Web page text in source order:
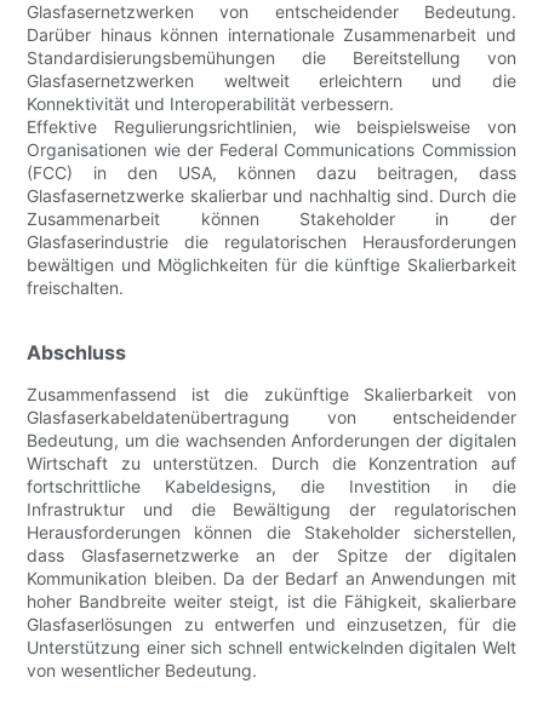
Glasfasernetzwerken von entscheidender Bedeutung.
Darüber hinaus können internationale Zusammenarbeit und
Standardisierungsbemühungen die Bereitstellung von
Glasfasernetzwerken weltweit erleichtern und die
Konnektivität und Interoperabilität verbessern.
Effektive Regulierungsrichtlinien, wie beispielsweise von
Organisationen wie der Federal Communications Commission
(FCC) in den USA, können dazu beitragen, dass
Glasfasernetzwerke skalierbar und nachhaltig sind. Durch die
Zusammenarbeit können Stakeholder in der
Glasfaserindustrie die regulatorischen Herausforderungen
bewältigen und Möglichkeiten für die künftige Skalierbarkeit
freischalten.
Abschluss
Zusammenfassend ist die zukünftige Skalierbarkeit von
Glasfaserkabeldatenübertragung von entscheidender
Bedeutung, um die wachsenden Anforderungen der digitalen
Wirtschaft zu unterstützen. Durch die Konzentration auf
fortschrittliche Kabeldesigns, die Investition in die
Infrastruktur und die Bewältigung der regulatorischen
Herausforderungen können die Stakeholder sicherstellen,
dass Glasfasernetzwerke an der Spitze der digitalen
Kommunikation bleiben. Da der Bedarf an Anwendungen mit
hoher Bandbreite weiter steigt, ist die Fähigkeit, skalierbare
Glasfaserlösungen zu entwerfen und einzusetzen, für die
Unterstützung einer sich schnell entwickelnden digitalen Welt
von wesentlicher Bedeutung.